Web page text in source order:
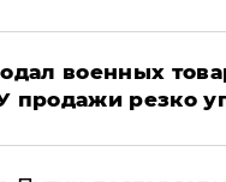
военных
продажи резко